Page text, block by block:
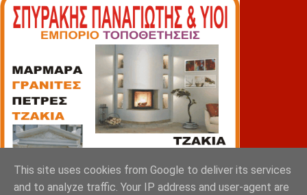
This site uses cookies from Google to deliver its services
and to analyze traffic. Your IP address and user-agent are